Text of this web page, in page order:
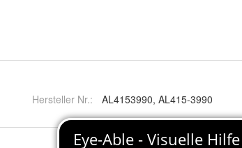
Hersteller Nr.: AL4153990, AL415-3990